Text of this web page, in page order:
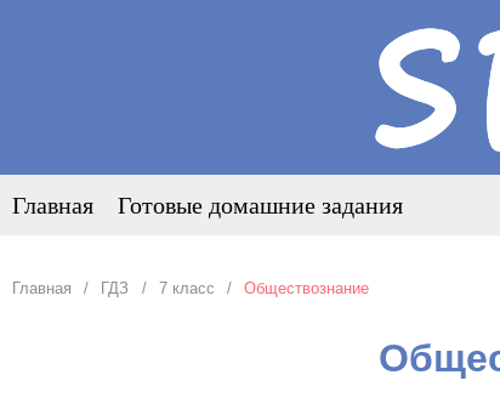
Главная Готовые домашние задания
Главная ГДЗ 7 класс Обществознание